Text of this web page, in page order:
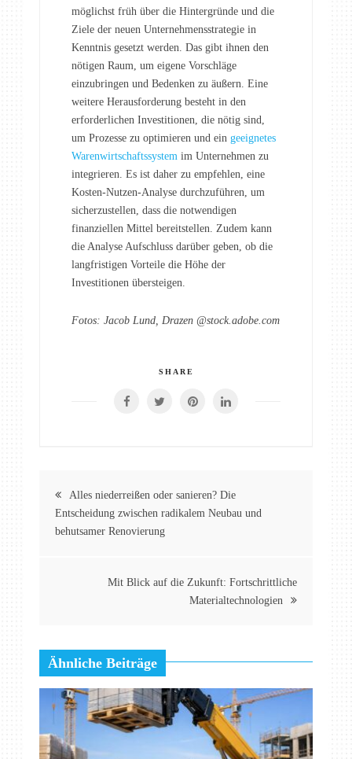
möglichst früh über die Hintergründe und die
Ziele der neuen Unternehmensstrategie in
Kenntnis gesetzt werden. Das gibt ihnen den
nötigen Raum, um eigene Vorschläge
einzubringen und Bedenken zu äußern. Eine
weitere Herausforderung besteht in den
erforderlichen Investitionen, die nötig sind,
um Prozesse zu optimieren und ein geeignetes
Warenwirtschaftssystem im Unternehmen zu
integrieren. Es ist daher zu empfehlen, eine
Kosten-Nutzen-Analyse durchzuführen, um
sicherzustellen, dass die notwendigen
finanziellen Mittel bereitstellen. Zudem kann
die Analyse Aufschluss darüber geben, ob die
langfristigen Vorteile die Höhe der
Investitionen übersteigen.
Fotos: Jacob Lund, Drazen @stock.adobe.com
SHARE
Beitragsnavigation
Alles niederreißen oder sanieren? Die
Entscheidung zwischen radikalem Neubau und
behutsamer Renovierung
Mit Blick auf die Zukunft: Fortschrittliche
Materialtechnologien
Ähnliche Beiträge